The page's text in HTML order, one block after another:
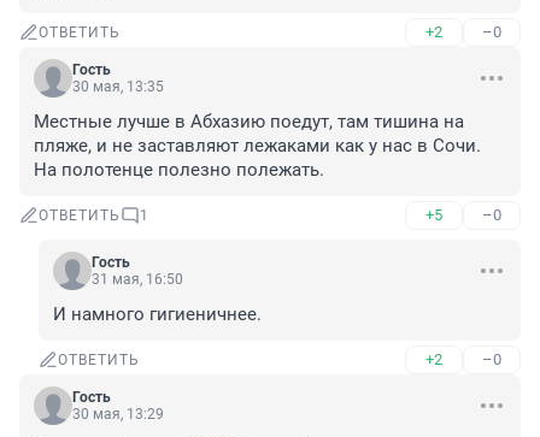
ОТВЕТИТЬ +2 –0
Гость
30 мая, 13:35
Местные лучше в Абхазию поедут, там тишина на
пляже, и не заставляют лежаками как у нас в Сочи.
На полотенце полезно полежать.
ОТВЕТИТЬ 1 +5 –0
Гость
31 мая, 16:50
И намного гигиеничнее.
ОТВЕТИТЬ +2 –0
Гость
30 мая, 13:29